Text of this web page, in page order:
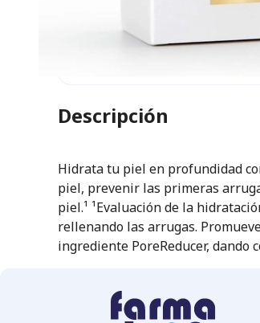
Descripción
Hidrata tu piel en profundidad
piel, prevenir las primeras
piel.¹ ¹Evaluación de la
rellenando las arrugas.
ingrediente PoreReducer, dando